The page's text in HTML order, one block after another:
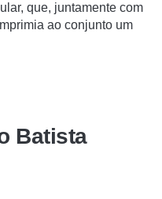
que, juntamente com
ao conjunto um
Batista